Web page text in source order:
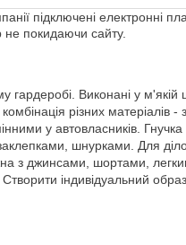
підключені електронні
не покидаючи сайту.
Виконані у м'якій
різних
у автовласників.
шнурками. Для
з джинсами, шортами,
індивідуальний